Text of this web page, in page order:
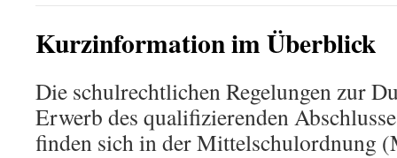
Kurzinformation im Überblick
Die schulrechtlichen Regelungen zur
Erwerb des qualifizierenden
finden sich in der Mittelschulordnung